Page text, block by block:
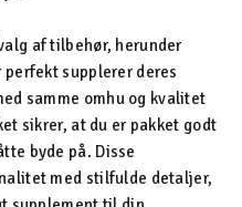
af tilbehør, herunder
supplerer deres
samme omhu og kvalitet
sikrer, at du er pakket godt
byde på. Disse
med stilfulde detaljer,